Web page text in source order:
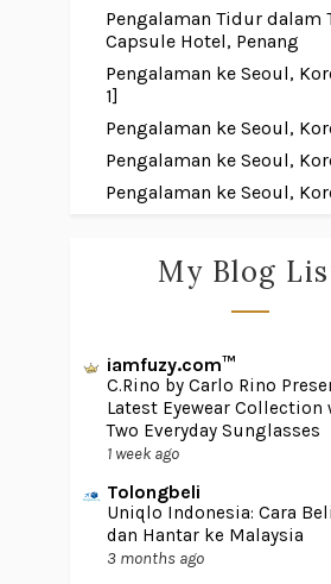
Pengalaman Tidur dalam
Capsule Hotel, Penang
Pengalaman ke Seoul,
1]
Pengalaman ke Seoul,
Pengalaman ke Seoul,
Pengalaman ke Seoul,
My Blog
iamfuzy.com™
C.Rino by Carlo Rino
Latest Eyewear Collection
Two Everyday Sunglasses
1 week ago
Tolongbeli
Uniqlo Indonesia: Cara
dan Hantar ke Malaysia
3 months ago